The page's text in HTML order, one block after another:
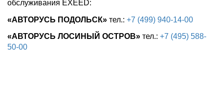
обслуживания EXEED:
«АВТОРУСЬ ПОДОЛЬСК» тел.: +7 (499) 940-14-00
«АВТОРУСЬ ЛОСИНЫЙ ОСТРОВ» тел.: +7 (495) 588-
50-00